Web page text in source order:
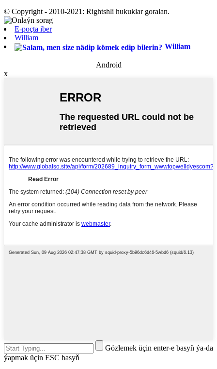
© Copyright - 2010-2021: Rightshli hukuklar goralan.
E-poçta iber
William
William
Android
x
Gözlemek üçin enter-e basyň ýa-da
ýapmak üçin ESC basyň